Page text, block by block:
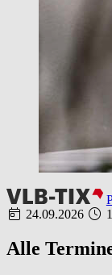
24.09.2026
Alle